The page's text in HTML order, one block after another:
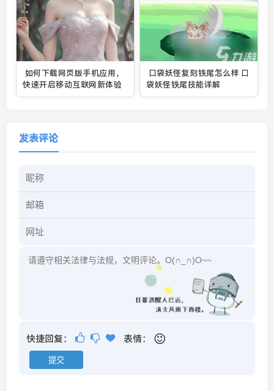
如何下载网页版手机应用，
快速开启移动互联网新体验
口袋妖怪复刻铁尾怎么样 口
袋妖怪铁尾技能详解
发表评论
快捷回复： 表情：